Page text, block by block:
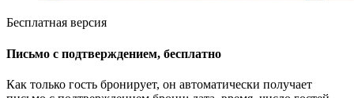
Бесплатная версия
Письмо с подтверждением, бесплатно
Как только гость бронирует, он автоматически получает